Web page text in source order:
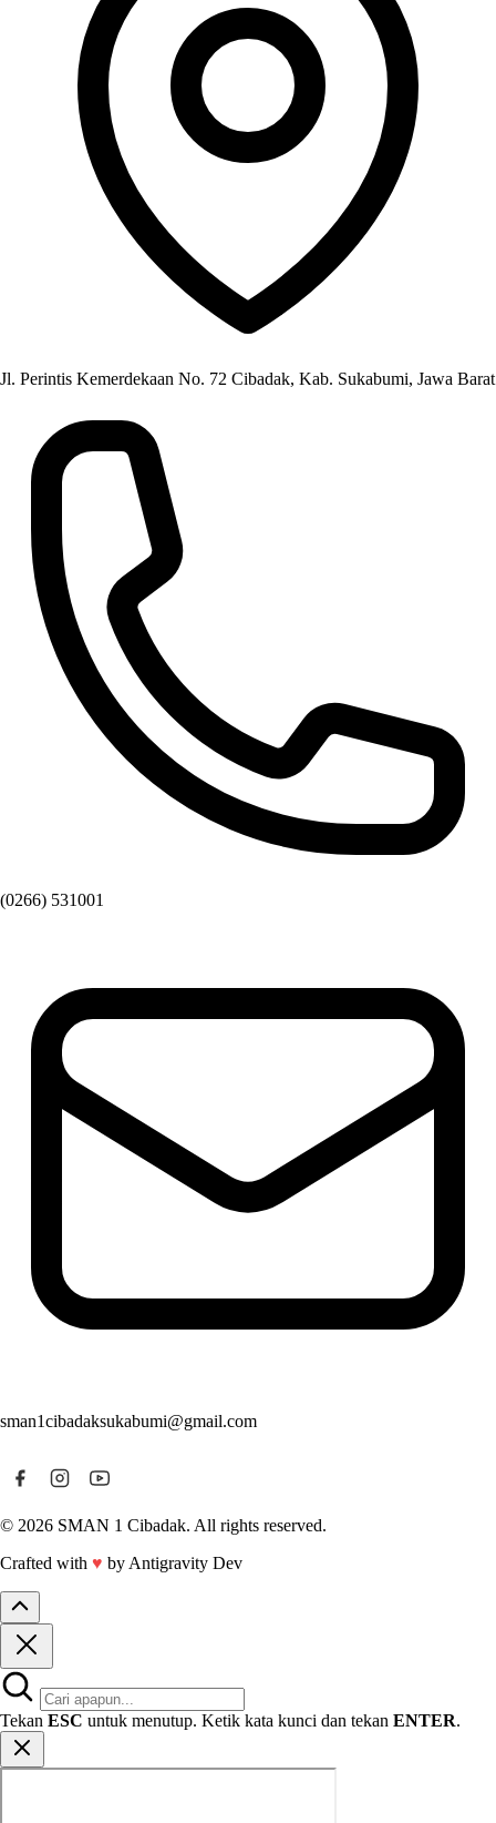
Jl. Perintis Kemerdekaan No. 72 Cibadak, Kab. Sukabumi, Jawa Barat
(0266) 531001
sman1cibadaksukabumi@gmail.com
© 2026 SMAN 1 Cibadak. All rights reserved.
Crafted with ♥ by Antigravity Dev
Tekan ESC untuk menutup. Ketik kata kunci dan tekan ENTER.